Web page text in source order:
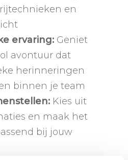
en
ervaring: Geniet
avontuur dat
herinneringen
binnen je team
Kies uit
en maak het
bij jouw